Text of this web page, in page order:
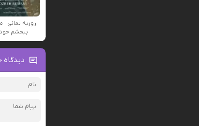
روزبه بمانی -
ببخشم
دیدگاه